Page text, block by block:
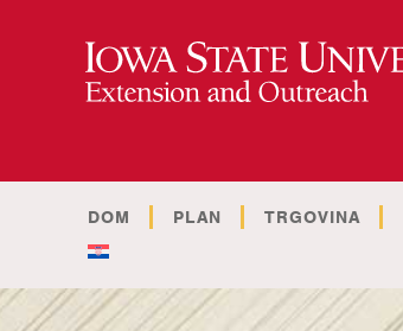
DOM PLAN TRGOVINA